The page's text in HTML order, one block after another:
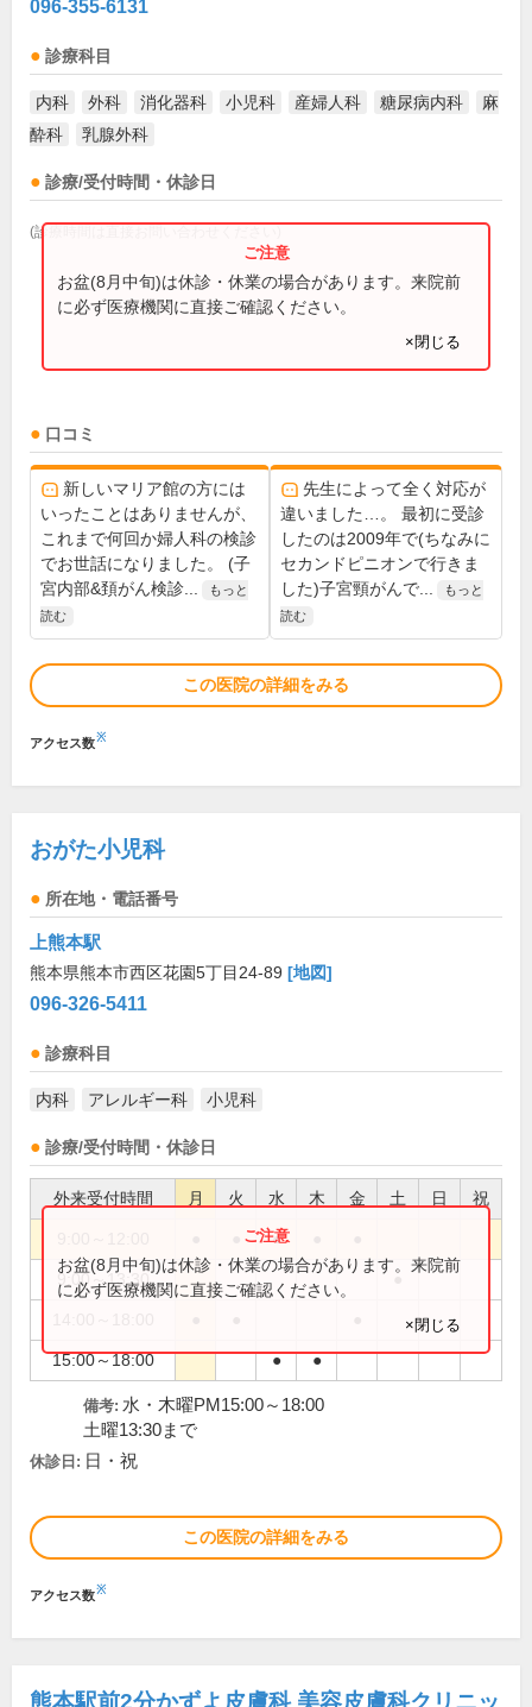
096-355-6131
診療科目
内科 外科 消化器科 小児科 産婦人科 糖尿病内科
麻
酔科
乳腺外科
診療/受付時間・休診日
(診療時間は直接お問い合わせください)
お盆(8月中旬)は休診・休業の場合があります。来院前
に必ず医療機関に直接ご確認ください。
×閉じる
口コミ
新しいマリア館の方には
いったことはありませんが、
これまで何回か婦人科の検診
でお世話になりました。 (子
宮内部&頚がん検診...
もっと
読む
先生によって全く対応が
違いました…。 最初に受診
したのは2009年で(ちなみに
セカンドピニオンで行きま
した)子宮頸がんで...
もっと
読む
この医院の詳細をみる
アクセス数※
おがた小児科
所在地・電話番号
上熊本駅
熊本県熊本市西区花園5丁目24-89 [地図]
096-326-5411
診療科目
内科 アレルギー科 小児科
診療/受付時間・休診日
外来受付時間 月 火 水 木 金 土 日 祝
●
9:00～13:30 ●
15:00～18:00 ● ●
お盆(8月中旬)は休診・休業の場合があります。来院前
に必ず医療機関に直接ご確認ください。
×閉じる
備考: 水・木曜PM15:00～18:00
土曜13:30まで
休診日: 日・祝
この医院の詳細をみる
アクセス数※
熊本駅前2分かずよ皮膚科 美容皮膚科クリニッ